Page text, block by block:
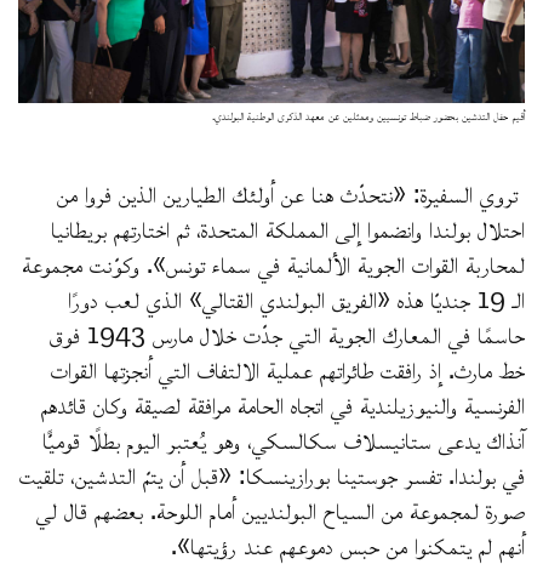
أقيم حفل التدشين بحضور ضباط تونسيين وممثلين عن معهد الذكرى الوطنية البولندي.
تروي السفيرة: «نتحدّث هنا عن أولئك الطيارين الذين فروا من
احتلال بولندا وانضموا إلى المملكة المتحدة، ثم اختارتهم بريطانيا
لمحاربة القوات الجوية الألمانية في سماء تونس». وكوّنت مجموعة
الـ 19 جنديّا هذه «الفريق البولندي القتالي» الذي لعب دورًا
حاسمًا في المعارك الجوية التي جدّت خلال مارس 1943 فوق
خط مارث. إذ رافقت طائراتهم عملية الالتفاف التي أنجزتها القوات
الفرنسية والنيوزيلندية في اتجاه الحامة مرافقة لصيقة وكان قائدهم
آنذاك يدعى ستانيسلاف سكالسكي، وهو يُعتبر اليوم بطلًا قوميًّا
في بولندا. تفسر جوستينا بورازينسكا: «قبل أن يتمّ التدشين، تلقيت
صورة لمجموعة من السياح البولنديين أمام اللوحة. بعضهم قال لي
أنهم لم يتمكنوا من حبس دموعهم عند رؤيتها».